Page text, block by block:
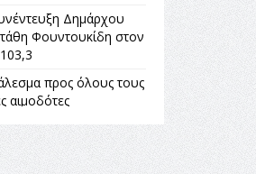
Δημάρχου
Φουντουκίδη στον
προς όλους τους
αιμοδότες
η Ελλάδα ένας
Μουσική
Πόλεμος και